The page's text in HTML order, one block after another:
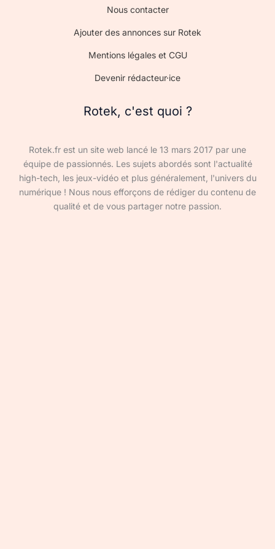
Nous contacter
Ajouter des annonces sur Rotek
Mentions légales et CGU
Devenir rédacteur·ice
Rotek, c'est quoi ?
Rotek.fr est un site web lancé le 13 mars 2017 par une
équipe de passionnés. Les sujets abordés sont l'actualité
high-tech, les jeux-vidéo et plus généralement, l'univers du
numérique ! Nous nous efforçons de rédiger du contenu de
qualité et de vous partager notre passion.